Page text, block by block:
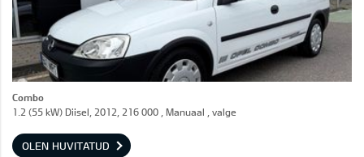
Combo
1.2 (55 kW) Diisel, 2012, 216 000 , Manuaal , valge
OLEN HUVITATUD